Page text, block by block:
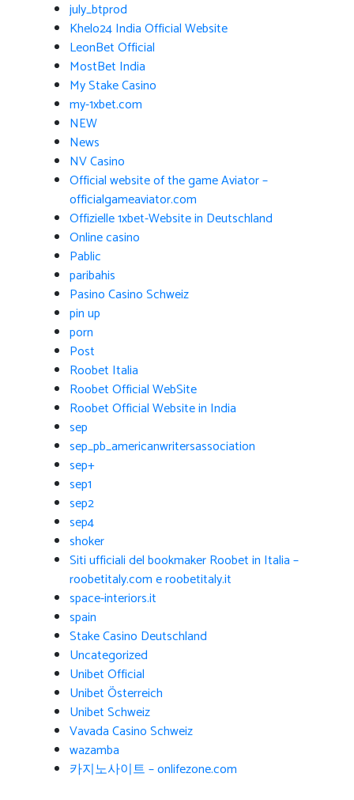
july_btprod
Khelo24 India Official Website
LeonBet Official
MostBet India
My Stake Casino
my-1xbet.com
NEW
News
NV Casino
Official website of the game Aviator –
officialgameaviator.com
Offizielle 1xbet-Website in Deutschland
Online casino
Pablic
paribahis
Pasino Casino Schweiz
pin up
porn
Post
Roobet Italia
Roobet Official WebSite
Roobet Official Website in India
sep
sep_pb_americanwritersassociation
sep+
sep1
sep2
sep4
shoker
Siti ufficiali del bookmaker Roobet in Italia –
roobetitaly.com e roobetitaly.it
space-interiors.it
spain
Stake Casino Deutschland
Uncategorized
Unibet Official
Unibet Österreich
Unibet Schweiz
Vavada Casino Schweiz
wazamba
카지노사이트 – onlifezone.com